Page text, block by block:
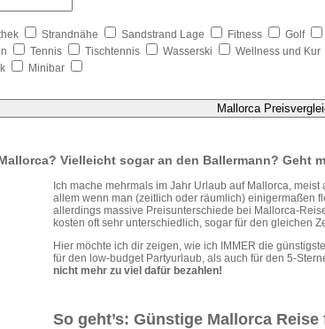
Strandnähe Sandstrand Lage Fitness Golf
Tennis Tischtennis Wasserski Wellness und Kur
Minibar
Mallorca
Vielleicht sogar an den Ballermann? Geht
Ich mache mehrmals im Jahr Urlaub auf Mallorca,
allem wenn man (zeitlich oder räumlich) einigermaßen
allerdings massive Preisunterschiede bei Mallorca-
kosten oft sehr unterschiedlich, sogar für den gleichen
Hier möchte ich dir zeigen, wie ich IMMER die
für den low-budget Partyurlaub, als auch für den 5-
nicht mehr zu viel dafür bezahlen!
So geht’s: Günstige Mallorca Reise